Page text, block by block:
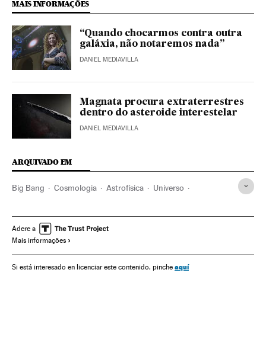
MAIS INFORMAÇÕES
“Quando chocarmos contra outra
galáxia, não notaremos nada”
DANIEL MEDIAVILLA
Magnata procura extraterrestres
dentro do asteroide interestelar
DANIEL MEDIAVILLA
ARQUIVADO EM
Big Bang Cosmologia Astrofísica Universo
Adere a
Mais informações
Si está interesado en licenciar este contenido, pinche aquí